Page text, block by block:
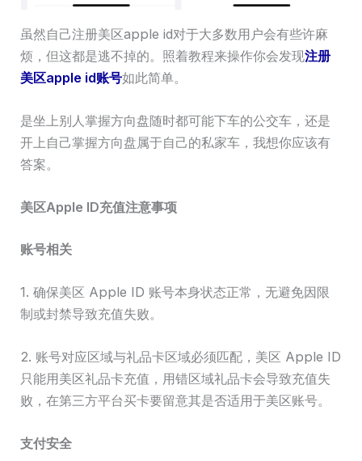
虽然自己注册美区apple id对于大多数用户会有些许麻
烦，但这都是逃不掉的。照着教程来操作你会发现注册
美区apple id账号如此简单。
是坐上别人掌握方向盘随时都可能下车的公交车，还是
开上自己掌握方向盘属于自己的私家车，我想你应该有
答案。
美区Apple ID充值注意事项
账号相关
1. 确保美区 Apple ID 账号本身状态正常，无避免因限
制或封禁导致充值失败。
2. 账号对应区域与礼品卡区域必须匹配，美区 Apple ID
只能用美区礼品卡充值，用错区域礼品卡会导致充值失
败，在第三方平台买卡要留意其是否适用于美区账号。
支付安全